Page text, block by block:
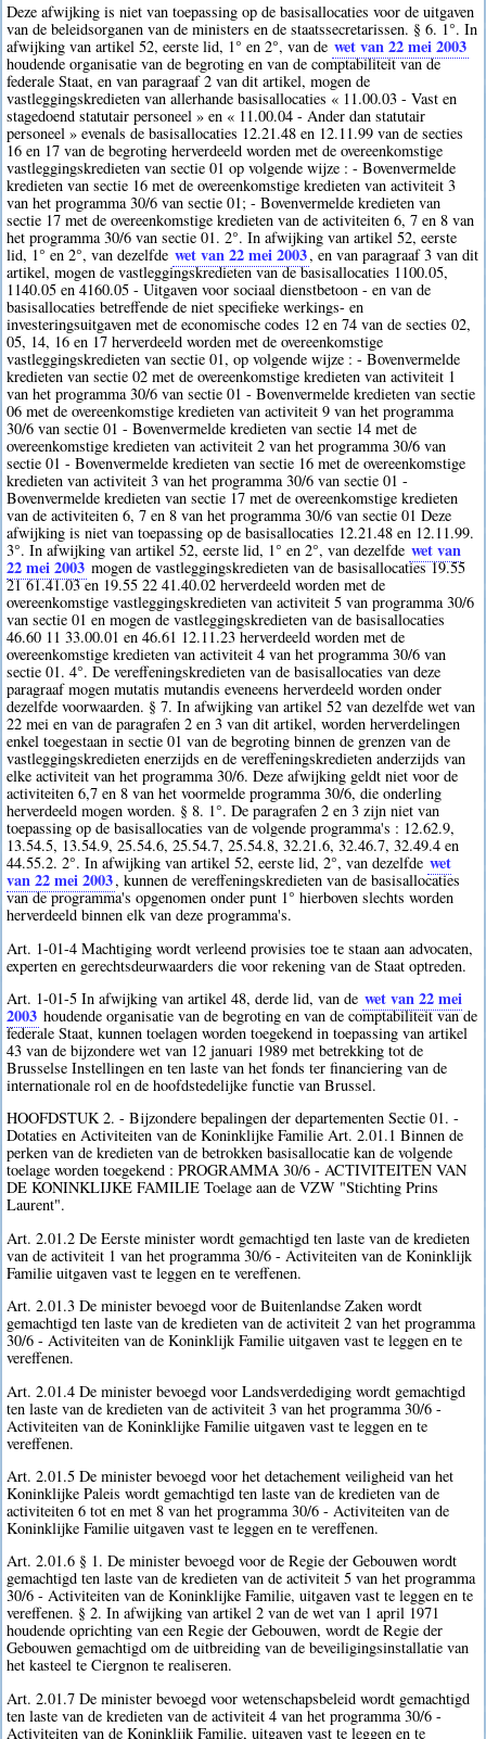
Deze afwijking is niet van toepassing op de basisallocaties voor de uitgaven
van de beleidsorganen van de ministers en de staatssecretarissen. § 6. 1°. In
afwijking van artikel 52, eerste lid, 1° en 2°, van de wet van 22 mei 2003
houdende organisatie van de begroting en van de comptabiliteit van de
federale Staat, en van paragraaf 2 van dit artikel, mogen de
vastleggingskredieten van allerhande basisallocaties « 11.00.03 - Vast en
stagedoend statutair personeel » en « 11.00.04 - Ander dan statutair
personeel » evenals de basisallocaties 12.21.48 en 12.11.99 van de secties
16 en 17 van de begroting herverdeeld worden met de overeenkomstige
vastleggingskredieten van sectie 01 op volgende wijze : - Bovenvermelde
kredieten van sectie 16 met de overeenkomstige kredieten van activiteit 3
van het programma 30/6 van sectie 01; - Bovenvermelde kredieten van
sectie 17 met de overeenkomstige kredieten van de activiteiten 6, 7 en 8 van
het programma 30/6 van sectie 01. 2°. In afwijking van artikel 52, eerste
lid, 1° en 2°, van dezelfde wet van 22 mei 2003, en van paragraaf 3 van dit
artikel, mogen de vastleggingskredieten van de basisallocaties 1100.05,
1140.05 en 4160.05 - Uitgaven voor sociaal dienstbetoon - en van de
basisallocaties betreffende de niet specifieke werkings- en
investeringsuitgaven met de economische codes 12 en 74 van de secties 02,
05, 14, 16 en 17 herverdeeld worden met de overeenkomstige
vastleggingskredieten van sectie 01, op volgende wijze : - Bovenvermelde
kredieten van sectie 02 met de overeenkomstige kredieten van activiteit 1
van het programma 30/6 van sectie 01 - Bovenvermelde kredieten van sectie
06 met de overeenkomstige kredieten van activiteit 9 van het programma
30/6 van sectie 01 - Bovenvermelde kredieten van sectie 14 met de
overeenkomstige kredieten van activiteit 2 van het programma 30/6 van
sectie 01 - Bovenvermelde kredieten van sectie 16 met de overeenkomstige
kredieten van activiteit 3 van het programma 30/6 van sectie 01 -
Bovenvermelde kredieten van sectie 17 met de overeenkomstige kredieten
van de activiteiten 6, 7 en 8 van het programma 30/6 van sectie 01 Deze
afwijking is niet van toepassing op de basisallocaties 12.21.48 en 12.11.99.
3°. In afwijking van artikel 52, eerste lid, 1° en 2°, van dezelfde wet van
22 mei 2003 mogen de vastleggingskredieten van de basisallocaties 19.55
21 61.41.03 en 19.55 22 41.40.02 herverdeeld worden met de
overeenkomstige vastleggingskredieten van activiteit 5 van programma 30/6
van sectie 01 en mogen de vastleggingskredieten van de basisallocaties
46.60 11 33.00.01 en 46.61 12.11.23 herverdeeld worden met de
overeenkomstige kredieten van activiteit 4 van het programma 30/6 van
sectie 01. 4°. De vereffeningskredieten van de basisallocaties van deze
paragraaf mogen mutatis mutandis eveneens herverdeeld worden onder
dezelfde voorwaarden. § 7. In afwijking van artikel 52 van dezelfde wet van
22 mei en van de paragrafen 2 en 3 van dit artikel, worden herverdelingen
enkel toegestaan in sectie 01 van de begroting binnen de grenzen van de
vastleggingskredieten enerzijds en de vereffeningskredieten anderzijds van
elke activiteit van het programma 30/6. Deze afwijking geldt niet voor de
activiteiten 6,7 en 8 van het voormelde programma 30/6, die onderling
herverdeeld mogen worden. § 8. 1°. De paragrafen 2 en 3 zijn niet van
toepassing op de basisallocaties van de volgende programma's : 12.62.9,
13.54.5, 13.54.9, 25.54.6, 25.54.7, 25.54.8, 32.21.6, 32.46.7, 32.49.4 en
44.55.2. 2°. In afwijking van artikel 52, eerste lid, 2°, van dezelfde wet
van 22 mei 2003, kunnen de vereffeningskredieten van de basisallocaties
van de programma's opgenomen onder punt 1° hierboven slechts worden
herverdeeld binnen elk van deze programma's.
Art. 1-01-4 Machtiging wordt verleend provisies toe te staan aan advocaten,
experten en gerechtsdeurwaarders die voor rekening van de Staat optreden.
Art. 1-01-5 In afwijking van artikel 48, derde lid, van de wet van 22 mei
2003 houdende organisatie van de begroting en van de comptabiliteit van de
federale Staat, kunnen toelagen worden toegekend in toepassing van artikel
43 van de bijzondere wet van 12 januari 1989 met betrekking tot de
Brusselse Instellingen en ten laste van het fonds ter financiering van de
internationale rol en de hoofdstedelijke functie van Brussel.
HOOFDSTUK 2. - Bijzondere bepalingen der departementen Sectie 01. -
Dotaties en Activiteiten van de Koninklijke Familie Art. 2.01.1 Binnen de
perken van de kredieten van de betrokken basisallocatie kan de volgende
toelage worden toegekend : PROGRAMMA 30/6 - ACTIVITEITEN VAN
DE KONINKLIJKE FAMILIE Toelage aan de VZW "Stichting Prins
Laurent".
Art. 2.01.2 De Eerste minister wordt gemachtigd ten laste van de kredieten
van de activiteit 1 van het programma 30/6 - Activiteiten van de Koninklijk
Familie uitgaven vast te leggen en te vereffenen.
Art. 2.01.3 De minister bevoegd voor de Buitenlandse Zaken wordt
gemachtigd ten laste van de kredieten van de activiteit 2 van het programma
30/6 - Activiteiten van de Koninklijk Familie uitgaven vast te leggen en te
vereffenen.
Art. 2.01.4 De minister bevoegd voor Landsverdediging wordt gemachtigd
ten laste van de kredieten van de activiteit 3 van het programma 30/6 -
Activiteiten van de Koninklijke Familie uitgaven vast te leggen en te
vereffenen.
Art. 2.01.5 De minister bevoegd voor het detachement veiligheid van het
Koninklijke Paleis wordt gemachtigd ten laste van de kredieten van de
activiteiten 6 tot en met 8 van het programma 30/6 - Activiteiten van de
Koninklijke Familie uitgaven vast te leggen en te vereffenen.
Art. 2.01.6 § 1. De minister bevoegd voor de Regie der Gebouwen wordt
gemachtigd ten laste van de kredieten van de activiteit 5 van het programma
30/6 - Activiteiten van de Koninklijke Familie, uitgaven vast te leggen en te
vereffenen. § 2. In afwijking van artikel 2 van de wet van 1 april 1971
houdende oprichting van een Regie der Gebouwen, wordt de Regie der
Gebouwen gemachtigd om de uitbreiding van de beveiligingsinstallatie van
het kasteel te Ciergnon te realiseren.
Art. 2.01.7 De minister bevoegd voor wetenschapsbeleid wordt gemachtigd
ten laste van de kredieten van de activiteit 4 van het programma 30/6 -
Activiteiten van de Koninklijk Familie, uitgaven vast te leggen en te